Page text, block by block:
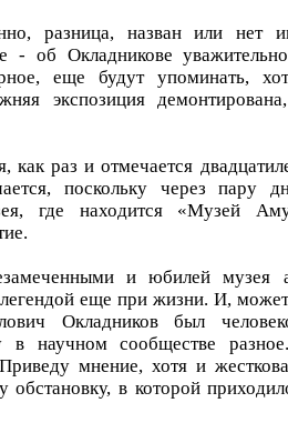
разница, назван или нет
- об Окладникове
еще будут упоминать,
экспозиция
как раз и отмечается
поскольку через пару
где находится «Музей
и юбилей музея
еще при жизни. И,
Окладников был
научном сообществе
мнение, хотя и
обстановку, в которой